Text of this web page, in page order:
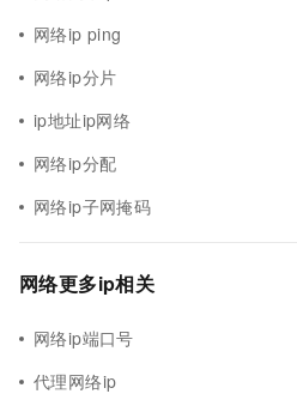
网络ip ping
网络ip分片
ip地址ip网络
网络ip分配
网络ip子网掩码
网络更多ip相关
网络ip端口号
代理网络ip